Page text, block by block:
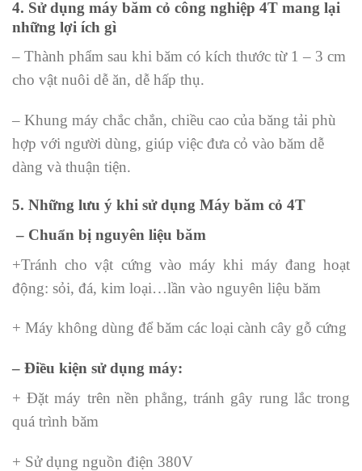
4. Sử dụng máy băm cỏ công nghiệp 4T mang lại
những lợi ích gì
– Thành phẩm sau khi băm có kích thước từ 1 – 3 cm
cho vật nuôi dễ ăn, dễ hấp thụ.
– Khung máy chắc chắn, chiều cao của băng tải phù
hợp với người dùng, giúp việc đưa cỏ vào băm dễ
dàng và thuận tiện.
5. Những lưu ý khi sử dụng Máy băm cỏ 4T
– Chuẩn bị nguyên liệu băm
+Tránh cho vật cứng vào máy khi máy đang hoạt
động: sỏi, đá, kim loại…lần vào nguyên liệu băm
+ Máy không dùng để băm các loại cành cây gỗ cứng
– Điều kiện sử dụng máy:
+ Đặt máy trên nền phẳng, tránh gây rung lắc trong
quá trình băm
+ Sử dụng nguồn điện 380V